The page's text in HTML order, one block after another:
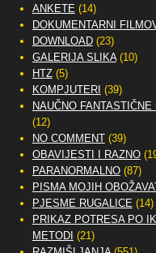
ANKETE (14)
DOKUMENTARNI
DOWNLOAD(23)
GALERIJA SLIKA(10)
HTZ(5)
KOMPJUTERI (39)
NAUČNO FANTASTIČNE
(12)
NO COMMENT(39)
OBAVIJESTI I RAZNO
PARANORMALNO(87)
PISMA MOJIH
PJESME RUGALICE (14)
PRIKAZ POTRESA PO
METODI (21)